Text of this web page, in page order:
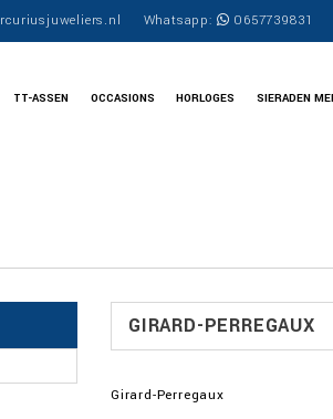
Whatsapp: 0657739831
TT-ASSEN OCCASIONS HORLOGES SIERADEN
GIRARD-PERREGAUX
Girard-Perregaux